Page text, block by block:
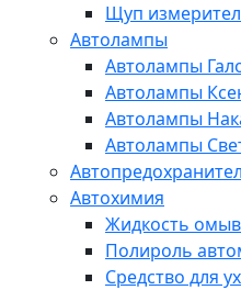
Щуп
Автолампы
Автолампы
Автолампы
Автолампы
Автолампы
Автохимия
Жидкость
Полироль
Средство для